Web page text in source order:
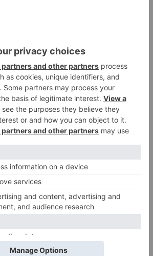
Burgos durante el eclipse del 12
de agosto
Santiago Lencina, nuevo
refuerzo del Burgos CF para la
temporada 2026/27
El Burgos CF anuncia que Álex
éxito del menisco de su rodilla
izquierda
Detenidas tres personas en
Quintanar de la Sierra con
ocultos en su vehículo